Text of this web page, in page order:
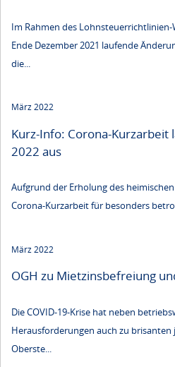
Im Rahmen des
Ende Dezember 2021 laufende
die...
März 2022
Kurz-Info: Corona-Kurzarbeit
2022 aus
Aufgrund der Erholung des
Corona-Kurzarbeit für besonders
März 2022
OGH zu Mietzinsbefreiung
Die COVID-19-Krise hat neben
Herausforderungen auch zu
Oberste...